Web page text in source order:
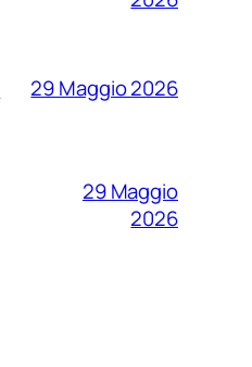
29 Maggio 2026
29 Maggio
2026